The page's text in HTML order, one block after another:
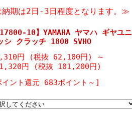
納期は2日-3日程度となります。≫
17800-10】YAMAHA ヤマハ ギヤユニ
シ クラッチ 1800 SVHO
円 (税抜 62,100円)
～
円 (税抜 101,200円)
イント還元 683ポイント～]